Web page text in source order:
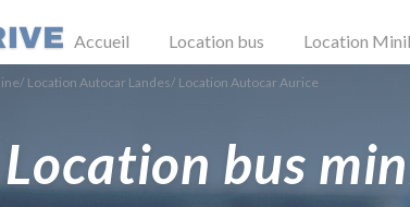
Accueil Location bus Location
/ Location Autocar Landes/ Location Autocar Aurice
Location bus